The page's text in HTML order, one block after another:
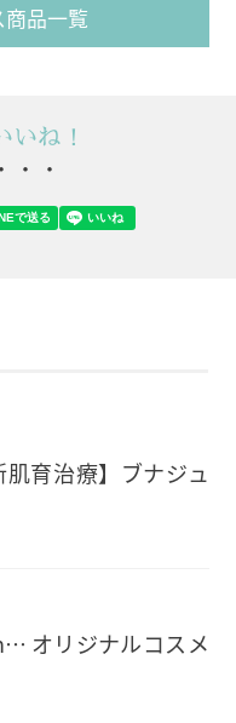
品一覧
いね！
・・
肌育治療】ブナジュ
オリジナルコスメ